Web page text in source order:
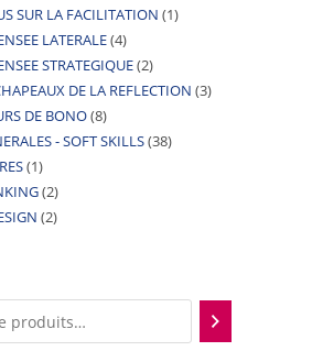
SUR LA FACILITATION 1
LATERALE 4
STRATEGIQUE 2
DE LA REFLECTION 3
DE BONO 8
- SOFT SKILLS 38
1
2
2